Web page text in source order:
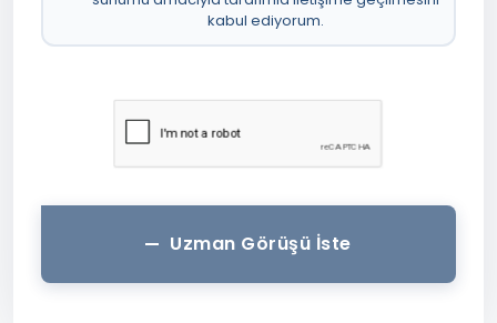
kabul ediyorum.
Uzman Görüşü İste